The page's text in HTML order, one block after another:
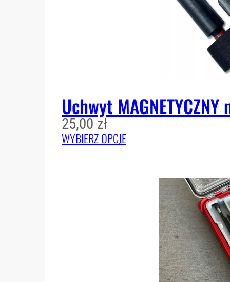
Uchwyt
25,00 zł
WYBIERZ OPCJE